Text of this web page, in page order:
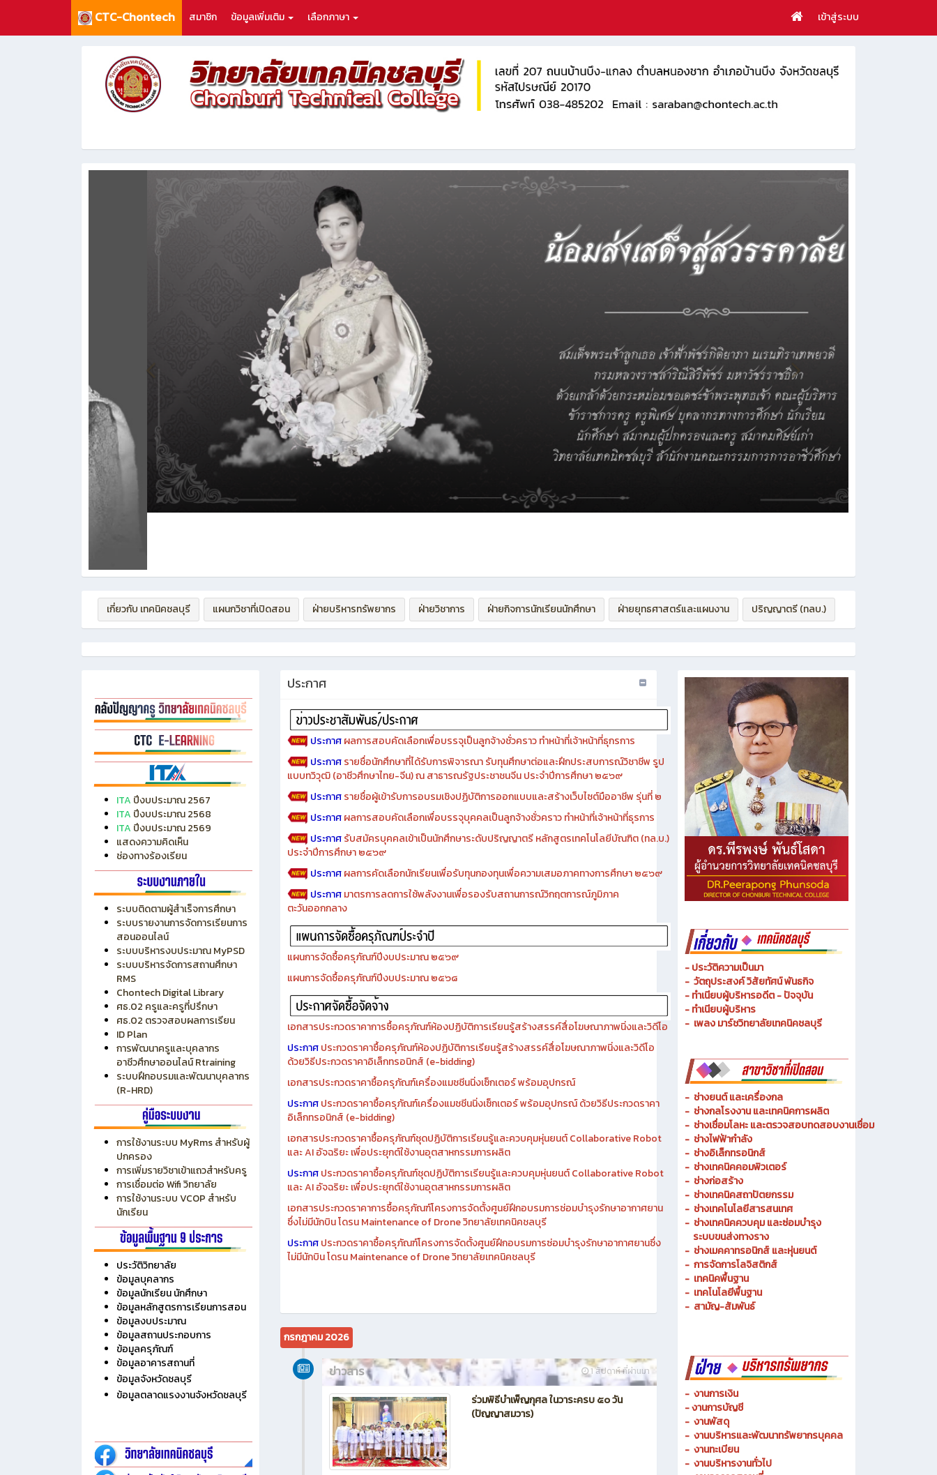
CTC-Chontech สมาชิก ข้อมูลเพิ่มเติม เลือกภาษา เข้าสู่ระบบ
ปีงบประมาณ 2567
ITAปีงบประมาณ 2568
ปีงบประมาณ 2569
แสดงความคิดเห็น
ช่องทางร้องเรียน
ระบบติดตามผู้สำเร็จการศึกษา
สอนออนไลน์
ระบบบริหารงบประมาณ MyPSD
ระบบบริหารจัดการสถานศึกษา
RMS
Chontech Digital Library
ศธ.02 ครูและครูที่ปรึกษา
ศธ.02 ตรวจสอบผลการเรียน
ID Plan
การพัฒนาครูและบุคลากร
อาชีวศึกษาออนไลน์ Rtraining
ระบบฝึกอบรมและพัฒนาบุคลากร
(R-HRD)
การใช้งานระบบ MyRms สำหรับผู้
การเพิ่มรายวิชาเข้าแถวสำหรับครู
การเชื่อมต่อ Wifi วิทยาลัย
การใช้งานระบบ VCOP สำหรับ
นักเรียน
ประวัติวิทยาลัย
ข้อมูลนักเรียน นักศึกษา
ข้อมูลหลักสูตรการเรียนการสอน
ข้อมูลงบประมาณ
ข้อมูลสถานประกอบการ
ข้อมูลครุภัณฑ์
ข้อมูลอาคารสถานที่
ข้อมูลจังหวัดชลบุรี
ข้อมูลตลาดแรงงานจังหวัดชลบุรี
ประกาศ
ประกาศ
แบบทวิวุฒิ (อาชีวศึกษาไทย-จีน) ณ สาธารณรัฐประชาชนจีน ประจำปีการศึกษา ๒๕๖๙
ประกาศรายชื่อผู้เข้ารับการอบรมเชิงปฏิบัติการออกแบบและสร้างเว็บไซต์มืออาชีพ รุ่นที่ ๒
ประกาศผลการสอบคัดเลือกเพื่อบรรจุบุคคลเป็นลูกจ้างชั่วคราว ทำหน้าที่เจ้าหน้าที่ธุรการ
ประกาศ รับสมัครบุคคลเข้าเป็นนักศึกษาระดับปริญญาตรี หลักสูตรเทคโนโลยีบัณฑิต (ทล.บ.)
ประจำปีการศึกษา ๒๕๖๙
ประกาศผลการคัดเลือกนักเรียนเพื่อรับทุนกองทุนเพื่อความเสมอภาคทางการศึกษา ๒๕๖๙
ประกาศมาตรการลดการใช้พลังงานเพื่อรองรับสถานการณ์วิกฤตการณ์ภูมิภาค
ตะวันออกกลาง
แผนการจัดซื้อครุภัณฑ์ปีงบประมาณ ๒๕๖๙
เอกสารประกวดราคาการซื้อครุภัณฑ์ห้องปฏิบัติการเรียนรู้สร้างสรรค์สื่อโฆษณาภาพนิ่งและวิดีโอ
ด้วยวิธีประกวดราคาอิเล็กทรอนิกส์ (e-bidding)
เอกสารประกวดราคาซื้อครุภัณฑ์เครื่องแมชชีนนิ่งเซ็กเตอร์ พร้อมอุปกรณ์
ประกาศประกวดราคาซื้อครุภัณฑ์เครื่องแมชชีนนิ่งเซ็กเตอร์ พร้อมอุปกรณ์ ด้วยวิธีประกวดราคา
อิเล็กทรอนิกส์ (e-bidding)
เอกสารประกวดราคาซื้อครุภัณฑ์ชุดปฏิบัติการเรียนรู้และควบคุมหุ่นยนต์ Collaborative Robot
และ AI อัจฉริยะ เพื่อประยุกต์ใช้งานอุตสาหกรรมการผลิต
ประกาศประกวดราคาซื้อครุภัณฑ์ชุดปฏิบัติการเรียนรู้และควบคุมหุ่นยนต์ Collaborative Robot
และ AI อัจฉริยะ เพื่อประยุกต์ใช้งานอุตสาหกรรมการผลิต
เอกสารประกวดราคาการซื้อครุภัณฑ์โครงการจัดตั้งศูนย์ฝึกอบรมการซ่อมบำรุงรักษาอากาศยาน
ซึ่งไม่มีนักบิน โดรน Maintenance of Drone วิทยาลัยเทคนิคชลบุรี
ประกาศประกวดราคาซื้อครุภัณฑ์โครงการจัดตั้งศูนย์ฝึกอบรมการซ่อมบำรุงรักษาอากาศยานซึ่ง
ไม่มีนักบิน โดรน Maintenance of Drone วิทยาลัยเทคนิคชลบุรี
1 สัปดาห์ ที่ผ่านมา
ข่าวสาร
(ปัญญาสมวาร)
ข่าวสาร (ทั่วไป) 43 0
- ทำเนียบผู้บริหารอดีต - ปัจจุบัน
- ทำเนียบผู้บริหาร
- เพลง มาร์ชวิทยาลัยเทคนิคชลบุรี
-ช่างเชื่อมโลหะ และตรวจสอบทดสอบงานเชื่อม
- ช่างไฟฟ้ากำลัง
- ช่างอิเล็กทรอนิกส์
- ช่างเทคนิคคอมพิวเตอร์
- ช่างก่อสร้าง
- ช่างเทคนิคสถาปัตยกรรม
- ช่างเทคโนโลยีสารสนเทศ
- ช่างเทคนิคควบคุม และซ่อมบำรุง
ระบบขนส่งทางราง
- ช่างเมคคาทรอนิกส์ และหุ่นยนต์
- การจัดการโลจิสติกส์
- เทคนิคพื้นฐาน
เทคโนโลยีพื้นฐาน
- สามัญ-สัมพันธ์
-งานพัสดุ
-งานบริหารและพัฒนาทรัพยากรบุคคล
- งานทะเบียน
-งานบริหารงานทั่วไป
- งานอาคารสถานที่